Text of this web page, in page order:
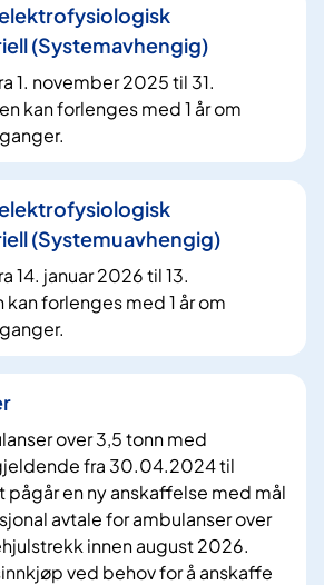
(Systemavhengig)
1. november 2025 til 31.
kan forlenges med 1 år om
(Systemuavhengig)
14. januar 2026 til 13.
kan forlenges med 1 år om
over 3,5 tonn med
fra 30.04.2024 til
en ny anskaffelse med mål
avtale for ambulanser over
innen august 2026.
ved behov for å anskaffe